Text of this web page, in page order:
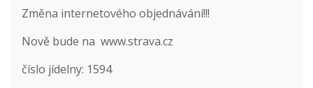
Změna internetového objednávání!!!
Nově bude na www.strava.cz
číslo jídelny: 1594